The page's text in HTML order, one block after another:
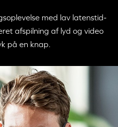
med lav latenstid-
afspilning af lyd og video
på en knap.